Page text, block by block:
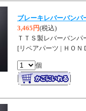
ブレーキレバーバン
3,465円(税込)
ＴＴＳ製レバーバンパ
[リペアパーツ | ＨＯＮ
個